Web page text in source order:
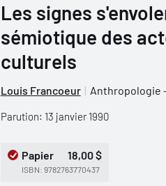
Les signes
sémiotique des
culturels
Louis Francoeur Anthropologie
Parution: 13 janvier 1990
Papier 18,00 $
ISBN: 9782763770437